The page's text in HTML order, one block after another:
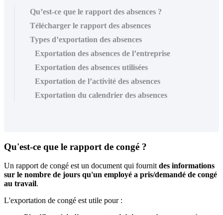
Qu’est-ce que le rapport des absences ?
Télécharger le rapport des absences
Types d’exportation des absences
Exportation des absences de l’entreprise
Exportation des absences utilisées
Exportation de l’activité des absences
Exportation du calendrier des absences
Qu'est-ce que le rapport de congé ?
Un rapport de congé est un document qui fournit des informations
sur le nombre de jours qu'un employé a pris/demandé de congé
au travail.
L'exportation de congé est utile pour :